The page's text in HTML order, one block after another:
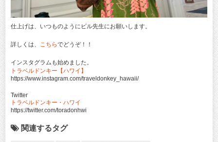
仕上げは、いつものようにビル先生にお願いします。
詳しくは、 こちらでどうぞ！！
インスタグラムも始めました。
トラベルドンキー【ハワイ】
https://www.instagram.com/traveldonkey_hawaii/
Twitter
トラベルドンキー・ハワイ
https://twitter.com/toradonhwi
関連するタグ